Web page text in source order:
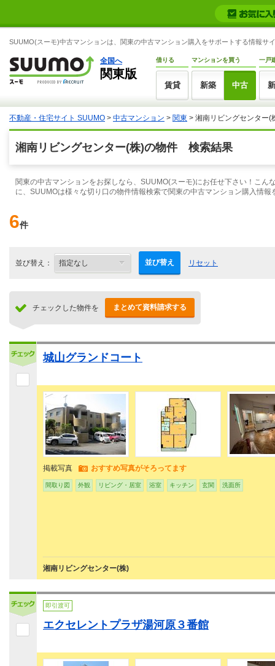
SUUMO(スーモ)中古マンションは、関東の中古マンション購入をサポートする情報サ
全国へ
関東版
借りる
賃貸
マンションを買う
新築 中古
一戸
不動産・住宅サイト SUUMO > 中古マンション > 関東 > 湘南リビングセンター(
湘南リビングセンター(株)の物件 検索結果
関東の中古マンションをお探しなら、SUUMO(スーモ)にお任せ下さい！こ
に、SUUMOは様々な切り口の物件情報検索で関東の中古マンション購入情報
6件
並び替え： 並び替え リセット
チェックした物件を まとめて資料請求する
城山グランドコート
掲載写真 おすすめ写真がそろってます
間取り図 外観 リビング・居室 浴室 キッチン 玄関 洗面所
湘南リビングセンター(株)
即引渡可
エクセレントプラザ湯河原３番館